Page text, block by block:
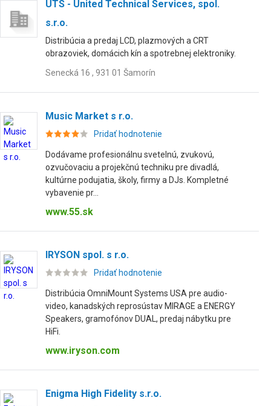
UTS - United Technical Services, spol.
s.r.o.
Distribúcia a predaj LCD, plazmových a CRT
obrazoviek, domácich kín a spotrebnej elektroniky.
Senecká 16 , 931 01 Šamorín
Music Market s r.o.
Pridať hodnotenie
Dodávame profesionálnu svetelnú, zvukovú,
ozvučovaciu a projekčnú techniku pre divadlá,
kultúrne podujatia, školy, firmy a DJs. Kompletné
vybavenie pr...
www.55.sk
IRYSON spol. s r.o.
Pridať hodnotenie
Distribúcia OmniMount Systems USA pre audio-
video, kanadských reprosústav MIRAGE a ENERGY
Speakers, gramofónov DUAL, predaj nábytku pre
HiFi.
www.iryson.com
Enigma High Fidelity s.r.o.